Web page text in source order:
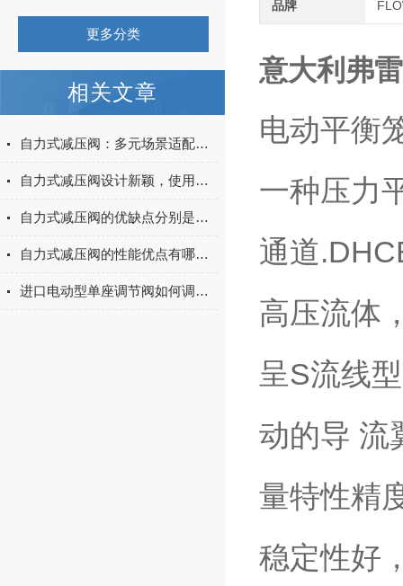
更多分类
相关文章
自力式减压阀：多元场景适配，筑牢压力管控的坚实防线
自力式减压阀设计新颖，使用安全
自力式减压阀的优缺点分别是什么？
自力式减压阀的性能优点有哪些？
进口电动型单座调节阀如何调节流体介质的流量？
品牌
意大利弗
电动平衡
一种压力
通道
高压流体
呈S流线
动的导 流
量特性精
稳定性好